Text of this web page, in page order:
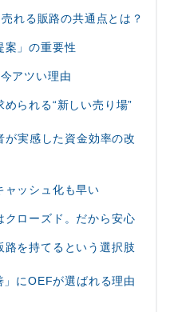
れる販路の共通点とは？
案」の重要性
アツい理由
られる“新しい売り場”
実感した資金効率の改
ャッシュ化も早い
クローズド。だから安心
路を持てるという選択肢
」にOEFが選ばれる理由